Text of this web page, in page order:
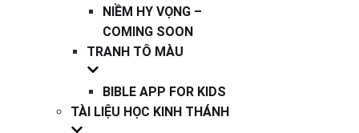
NIỀM HY VỌNG –
COMING SOON
TRANH TÔ MÀU
BIBLE APP FOR KIDS
TÀI LIỆU HỌC KINH THÁNH